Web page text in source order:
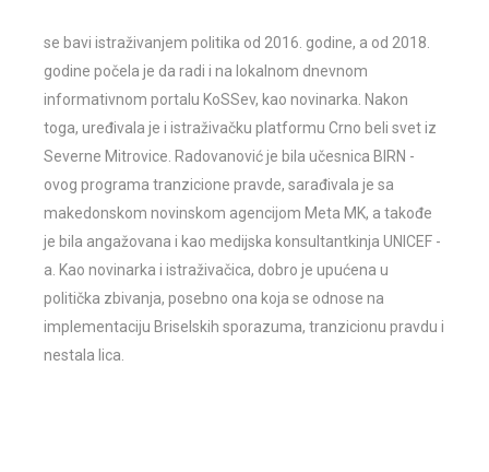
se bavi istraživanjem politika od 2016. godine, a od 2018.
godine počela je da radi i na lokalnom dnevnom
informativnom portalu KoSSev, kao novinarka. Nakon
toga, uređivala je i istraživačku platformu Crno beli svet iz
Severne Mitrovice. Radovanović je bila učesnica BIRN -
ovog programa tranzicione pravde, sarađivala je sa
makedonskom novinskom agencijom Meta MK, a takođe
je bila angažovana i kao medijska konsultantkinja UNICEF -
a. Kao novinarka i istraživačica, dobro je upućena u
politička zbivanja, posebno ona koja se odnose na
implementaciju Briselskih sporazuma, tranzicionu pravdu i
nestala lica.